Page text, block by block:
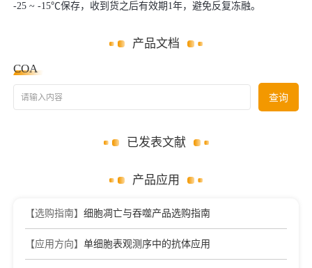
-25 ~ -15℃保存，收到货之后有效期1年，避免反复冻融。
产品文档
COA
请输入内容 查询
已发表文献
产品应用
【选购指南】 细胞凋亡与吞噬产品选购指南
【应用方向】 单细胞表观测序中的抗体应用